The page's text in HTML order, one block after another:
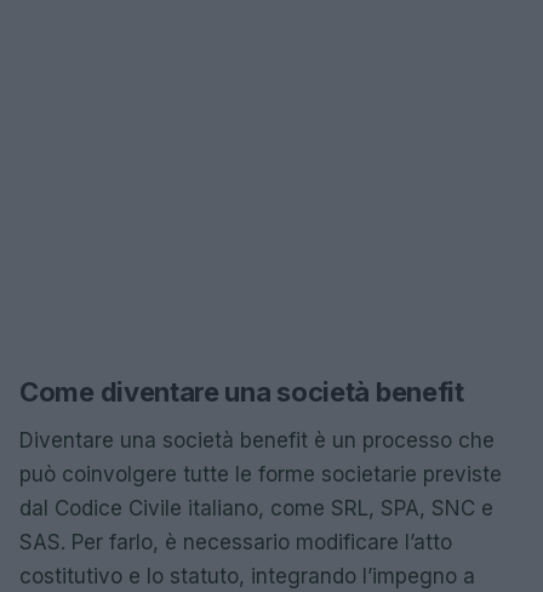
Come diventare una società benefit
Diventare una società benefit è un processo che
può coinvolgere tutte le forme societarie previste
dal Codice Civile italiano, come SRL, SPA, SNC e
SAS. Per farlo, è necessario modificare l’atto
costitutivo e lo statuto, integrando l’impegno a